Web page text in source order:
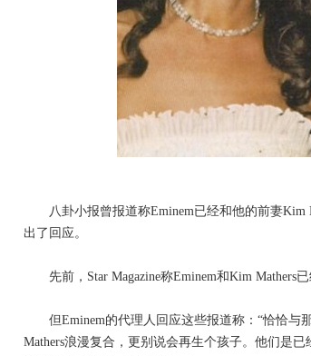
八卦小报曾报道称Eminem已经和他的前妻Kim
出了回应。
先前，Star Magazine称Eminem和Kim Mathers
但Eminem的代理人回应这些报道称：“恰恰与
Mathers浪漫复合，更别说会再生个孩子。他们是